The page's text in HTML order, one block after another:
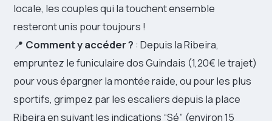
locale, les couples qui la touchent ensemble
resteront unis pour toujours !
📍 Comment y accéder ? : Depuis la Ribeira,
empruntez le funiculaire dos Guindais (1,20€ le trajet)
pour vous épargner la montée raide, ou pour les plus
sportifs, grimpez par les escaliers depuis la place
Ribeira en suivant les indications “Sé” (environ 15